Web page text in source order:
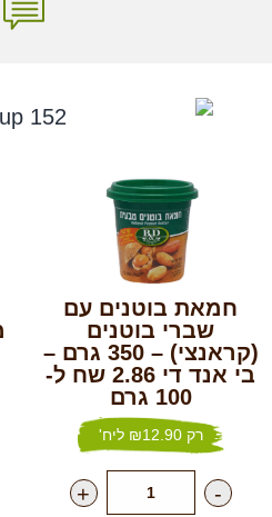
חמאת בוטנים עם
שברי בוטנים
(קראנצי) – 350 גרם –
בי אנד די 2.86 שח ל-
100 גרם
רק ₪12.90 ליח'
-
+